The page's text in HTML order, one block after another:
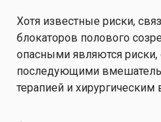
Хотя известные риски,
блокаторов полового
опасными являются риски,
последующими
терапией и